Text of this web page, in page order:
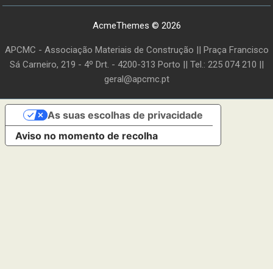
AcmeThemes © 2026
APCMC - Associação Materiais de Construção || Praça Francisco
Sá Carneiro, 219 - 4º Drt. - 4200-313 Porto || Tel.: 225 074 210 ||
geral@apcmc.pt
Aviso no momento de recolha
As suas escolhas de privacidade